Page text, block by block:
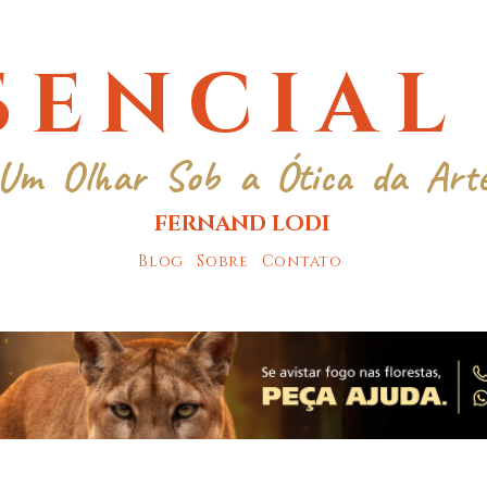
Olhar Sob a Ótica da
FERNAND LODI
Blog Sobre Contato